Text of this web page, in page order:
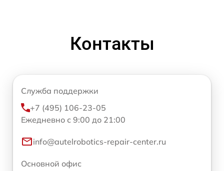
Контакты
Служба поддержки
+7 (495) 106-23-05
Ежедневно с 9:00 до 21:00
info@autelrobotics-repair-center.ru
Основной офис